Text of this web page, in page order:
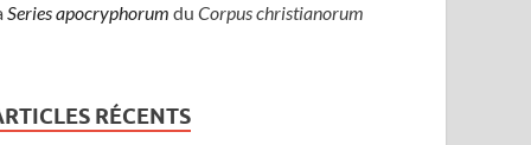
Series apocryphorum duCorpus christianorum
RÉCENTS